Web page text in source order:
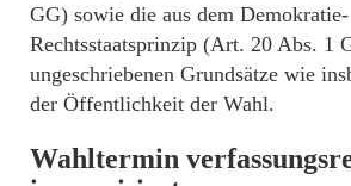
GG) sowie die aus dem
Rechtsstaatsprinzip (Art. 20 Abs. 1
ungeschriebenen Grundsätze wie
der Öffentlichkeit der Wahl.
Wahltermin